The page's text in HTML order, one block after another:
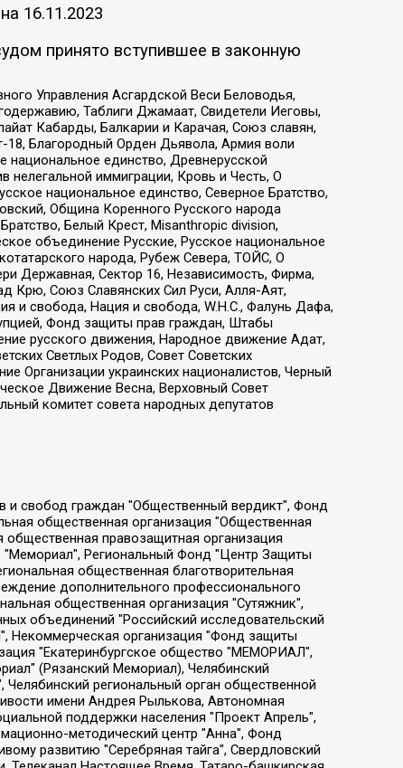
16.11.2023
принято вступившее в законную
Управления Асгардской Веси Беловодья,
Таблиги Джамаат, Свидетели Иеговы,
Кабарды, Балкарии и Карачая, Союз славян,
18, Благородный Орден Дьявола, Армия воли
единство, Древнерусской
иммиграции, Кровь и Честь, О
национальное единство, Северное Братство,
Община Коренного Русского народа
Белый Крест, Misanthropic division,
объединение Русские, Русское национальное
народа, Рубеж Севера, ТОЙС, О
Державная, Сектор 16, Независимость, Фирма,
Крю, Союз Славянских Сил Руси, Алля-Аят,
и свобода, Нация и свобода, W.H.С., Фалунь Дафа,
Фонд защиты прав граждан, Штабы
русского движения, Народное движение Адат,
Светлых Родов, Совет Советских
Организации украинских националистов, Черный
Движение Весна, Верховный Совет
комитет совета народных депутатов
группа "Выход", Инициативная группа ЛГБТ+ "Реверс", Алексеев Андрей Викторович, Бекбулатова Таисия Львовна, Беляев Иван Михайлович, Владыкина Елена Сергеевна, Гельман Марат Александрович, Никульшина Вероника Юрьевна, Толоконникова Надежда Андреевна, Шендерович Виктор Анатольевич, Общество с ограниченной ответственностью "Данное сообщение", Общество с ограниченной ответственностью Издательский дом "Новая глава", Айнбиндер Александра Александровна, Московский комьюнити-центр для ЛГБТ+инициатив, Благотворительный фонд развития филантропии, Deutsche Welle (Германия, Kurt-Schumacher-Strasse 3, 53113 Bonn), Борзунова Мария Михайловна, Воробьев Виктор Викторович, Голубева Анна Львовна, Константинова Алла Михайловна, Малкова Ирина Владимировна, Мурадов Мурад Абдулгалимович, Осетинская Елизавета Николаевна, Понасенков Евгений Николаевич, Ганапольский Матвей Юрьевич, Киселев Евгений Алексеевич, Борухович Ирина Григорьевна, Дремин Иван Тимофеевич, Дубровский Дмитрий Викторович, Красноярская региональная общественная организация поддержки и развития альтернативных образовательных технологий и межкультурных коммуникаций "ИНТЕРРА", Маяковская Екатерина Алексеевна, Фейгин Марк Захарович, Филимонов Андрей Викторович, Дзугкоева Регина Николаевна, Доброхотов Роман Александрович, Дудь Юрий Александрович, Елкин Сергей Владимирович, Кругликов Кирилл Игоревич, Сабунаева Мария Леонидовна, Семенов Алексей Владимирович, Шаинян Карен Багратович, Шульман Екатерина Михайловна, Асафьев Артур Валерьевич, Вахштайн Виктор Семенович, Венедиктов Алексей Алексеевич, Лушникова Екатерина Евгеньевна, Волков Леонид Михайлович, Невзоров Александр Глебович, Пархоменко Сергей Борисович, Сироткин Ярослав Николаевич, Кара-Мурза Владимир Владимирович, Баранова Наталья Владимировна, Гозман Леонид Яковлевич, Кагарлицкий Борис Юльевич, Климарев Михаил Валерьевич, Милов Владимир Станиславович, Автономная некоммерческая организация Краснодарский центр современного искусства "Типография", Моргенштерн Алишер Тагирович, Соболь Любовь Эдуардовна, Общество с ограниченной ответственностью "ЛИЗА НОРМ", Каспаров Гарри Кимович, Ходорковский Михаил Борисович, Общество с ограниченной ответственностью "Апрельские тезисы", Данилович Ирина Брониславовна, Кашин Олег Владимирович, Петров Николай Владимирович, Пивоваров Алексей Владимирович, Соколов Михаил Владимирович, Цветкова Юлия Владимировна, Чичваркин Евгений Александрович, Комитет против пыток/Команда против пыток, Общество с ограниченной ответственностью "Первый научный", Общество с ограниченной ответственностью "Вертолет и ко", Белоцерковская Вероника Борисовна, Кац Максим Евгеньевич, Лазарева Татьяна Юрьевна, Шаведдинов Руслан Табризович, Яшин Илья Валерьевич, Общество с ограниченной ответственностью "Иноагент ААВ", Алешковский Дмитрий Петрович, Альбац Евгения Марковна, Быков Дмитрий Львович, Галямина Юлия Евгеньевна, Лойко Сергей Леонидович, Мартынов Кирилл Константинович, Медведев Сергей Александрович, Крашенинников Федор Геннадиевич, Гордеева Катерина Вл